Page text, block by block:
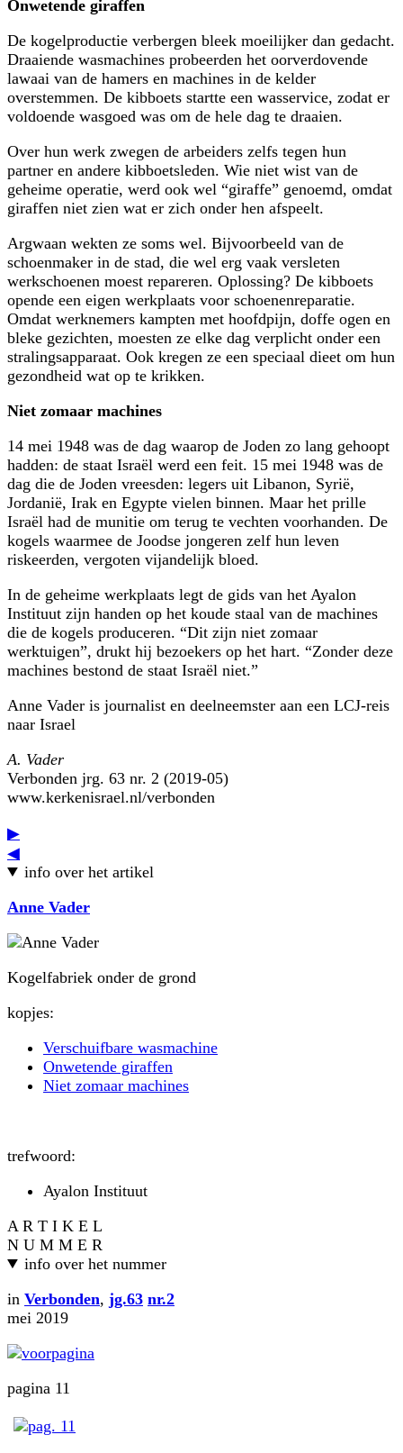
Onwetende giraffen
De kogelproductie verbergen bleek moeilijker dan gedacht.
Draaiende wasmachines probeerden het oorverdovende
lawaai van de hamers en machines in de kelder
overstemmen. De kibboets startte een wasservice, zodat er
voldoende wasgoed was om de hele dag te draaien.
Over hun werk zwegen de arbeiders zelfs tegen hun
partner en andere kibboets­leden. Wie niet wist van de
geheime operatie, werd ook wel “giraffe” genoemd, omdat
giraffen niet zien wat er zich onder hen afspeelt.
Argwaan wekten ze soms wel. Bijvoorbeeld van de
schoenmaker in de stad, die wel erg vaak versleten
werkschoenen moest repareren. Oplossing? De kibboets
opende een eigen werkplaats voor schoenenreparatie.
Omdat werknemers kampten met hoofdpijn, doffe ogen en
bleke gezichten, moesten ze elke dag verplicht onder een
stralingsapparaat. Ook kregen ze een speciaal dieet om hun
gezondheid wat op te krikken.
Niet zomaar machines
14 mei 1948 was de dag waarop de Joden zo lang gehoopt
hadden: de staat Israël werd een feit. 15 mei 1948 was de
dag die de Joden vreesden: legers uit Libanon, Syrië,
Jordanië, Irak en Egypte vielen binnen. Maar het prille
Israël had de munitie om terug te vechten voorhanden. De
kogels waarmee de Joodse jongeren zelf hun leven
riskeerden, vergoten vijandelijk bloed.
In de geheime werkplaats legt de gids van het Ayalon
Instituut zijn handen op het koude staal van de machines
die de kogels produceren. “Dit zijn niet zomaar
werktuigen”, drukt hij bezoekers op het hart. “Zonder deze
machines bestond de staat Israël niet.”
Anne Vader is journalist en deelneemster aan een LCJ-reis
naar Israel
A. Vader
Verbonden jrg. 63 nr. 2 (2019-05)
www.kerkenisrael.nl/verbonden
▶
◀
info over het artikel
Anne Vader
Kogelfabriek onder de grond
kopjes:
Verschuifbare wasmachine
Onwetende giraffen
Niet zomaar machines
trefwoord:
Ayalon Instituut
A R T I K E L
N U M M E R
info over het nummer
in Verbonden, jg.63 nr.2
mei 2019
pagina 11